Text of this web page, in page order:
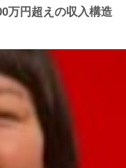
万円超えの収入構造